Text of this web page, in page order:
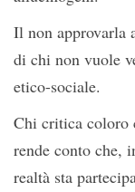
Il non approvarla
di chi non vuole
etico-sociale.
Chi critica coloro
rende conto che,
realtà sta